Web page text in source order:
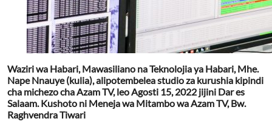
Waziri wa Habari, Mawasiliano na Teknolojia ya Habari, Mhe.
Nape Nnauye (kulia), alipotembelea studio za kurushia kipindi
cha michezo cha Azam TV, leo Agosti 15, 2022 jijini Dar es
Salaam. Kushoto ni Meneja wa Mitambo wa Azam TV, Bw.
Raghvendra Tiwari